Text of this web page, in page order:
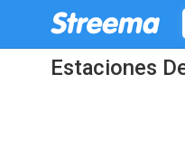
Estaciones